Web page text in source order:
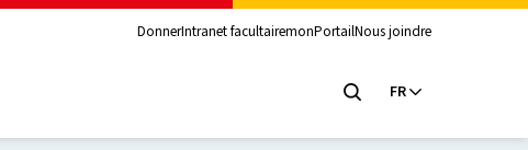
DonnerIntranet facultairemonPortailNous joindre
FR